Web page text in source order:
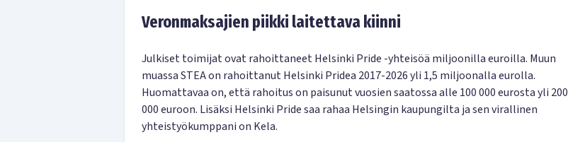
Veronmaksajien piikki laitettava kiinni
Julkiset toimijat ovat rahoittaneet Helsinki Pride -yhteisöä miljoonilla euroilla. Muun
muassa STEA on rahoittanut Helsinki Pridea 2017-2026 yli 1,5 miljoonalla eurolla.
Huomattavaa on, että rahoitus on paisunut vuosien saatossa alle 100 000 eurosta yli 200
000 euroon. Lisäksi Helsinki Pride saa rahaa Helsingin kaupungilta ja sen virallinen
yhteistyökumppani on Kela.